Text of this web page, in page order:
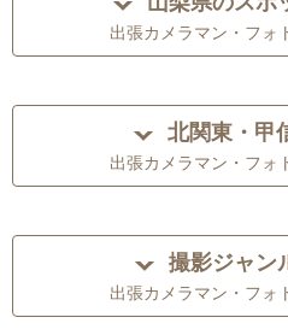
出張カメラマン・フォ
北関東・甲
出張カメラマン・フォ
撮影ジャン
出張カメラマン・フォ